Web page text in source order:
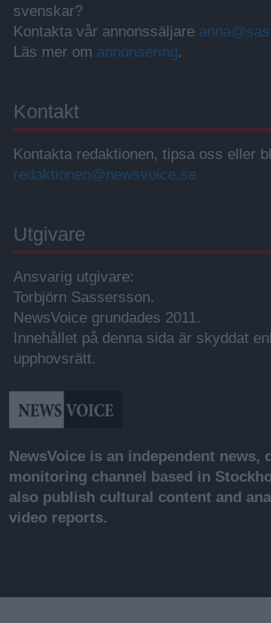
svenskar?
Kontakta vår annonssäljare
Läs mer om annonsering.
Kontakt
Kontakta redaktionen, tipsa oss eller
redaktionen@newsvoice.se
Utgivare
Ansvarig utgivare:
Torbjörn Sassersson.
NewsVoice grundades 2011.
Innehållet på denna sida är skyddat
upphovsrätt.
NewsVoice is an independent news,
monitoring channel based in
also publish cultural content and
video reports.